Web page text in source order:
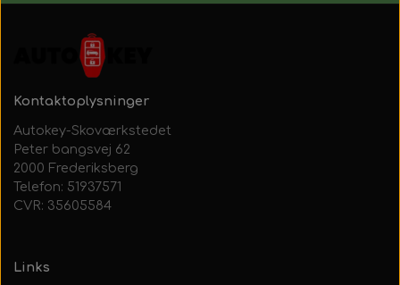
Kontaktoplysninger
Autokey-Skoværkstedet
Peter bangsvej 62
2000 Frederiksberg
Telefon: 51937571
CVR: 35605584
Links